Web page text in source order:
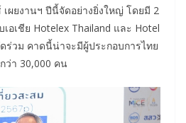
ผยงานฯ ปีนี้จัดอย่างยิ่งใหญ่ โดยมี 2
อเชีย Hotelex Thailand และ Hotel
ร่วม คาดนี้น่าจะมีผู้ประกอบการไทย
ว่า 30,000 คน